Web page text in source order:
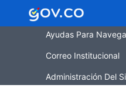
Ayudas Para
Correo Institucional
Administración Del